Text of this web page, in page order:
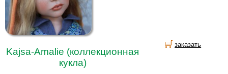
Kajsa-Amalie (коллекционная
кукла)
заказать